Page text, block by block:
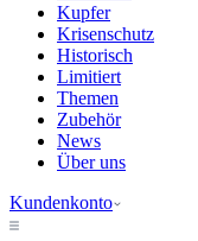
Kupfer
Krisenschutz
Historisch
Limitiert
Themen
Zubehör
News
Über uns
Kundenkonto